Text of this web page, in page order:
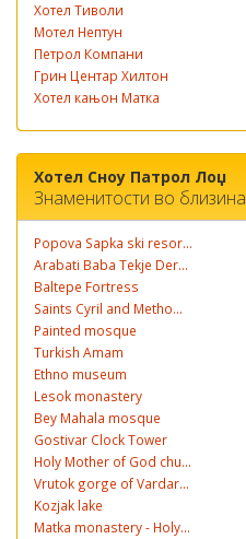
Хотел Тиволи
Мотел Нептун
Петрол Компани
Грин Центар Хилтон
Хотел кањон Матка
Хотел Сноу Патрол Лоџ
Знаменитости во близина
Popova Sapka ski resor...
Arabati Baba Tekje Der...
Baltepe Fortress
Saints Cyril and Metho...
Painted mosque
Turkish Amam
Ethno museum
Lesok monastery
Bey Mahala mosque
Gostivar Clock Tower
Holy Mother of God chu...
Vrutok gorge of Vardar...
Kozjak lake
Matka monastery - Holy...